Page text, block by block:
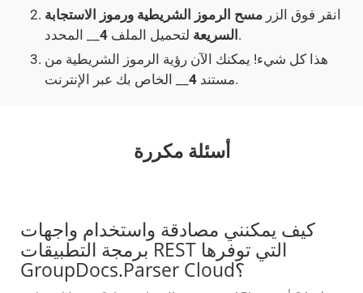
انقر فوق الزر مسح الرموز الشريطية ورموز الاستجابة
السريعة لتحميل الملف 4
__ المحدد.
هذا كل شيء! يمكنك الآن رؤية الرموز الشريطية من
مستند 4 __ الخاص بك عبر الإنترنت.
أسئلة مكررة
كيف يمكنني مصادقة واستخدام واجهات
برمجة التطبيقات REST التي توفرها
GroupDocs.Parser Cloud؟